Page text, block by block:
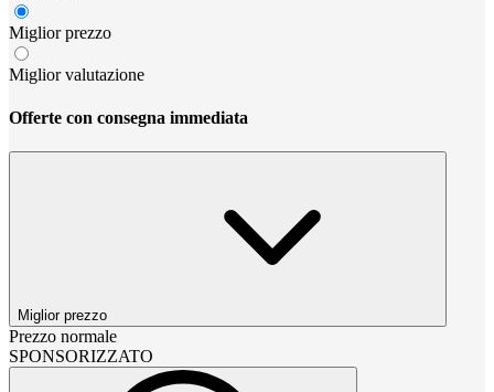
Miglior prezzo
Miglior valutazione
Offerte con consegna immediata
Miglior prezzo
Prezzo normale
SPONSORIZZATO